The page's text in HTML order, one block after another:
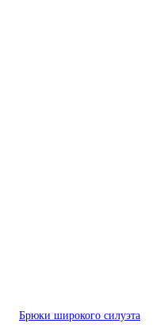
Брюки широкого силуэта